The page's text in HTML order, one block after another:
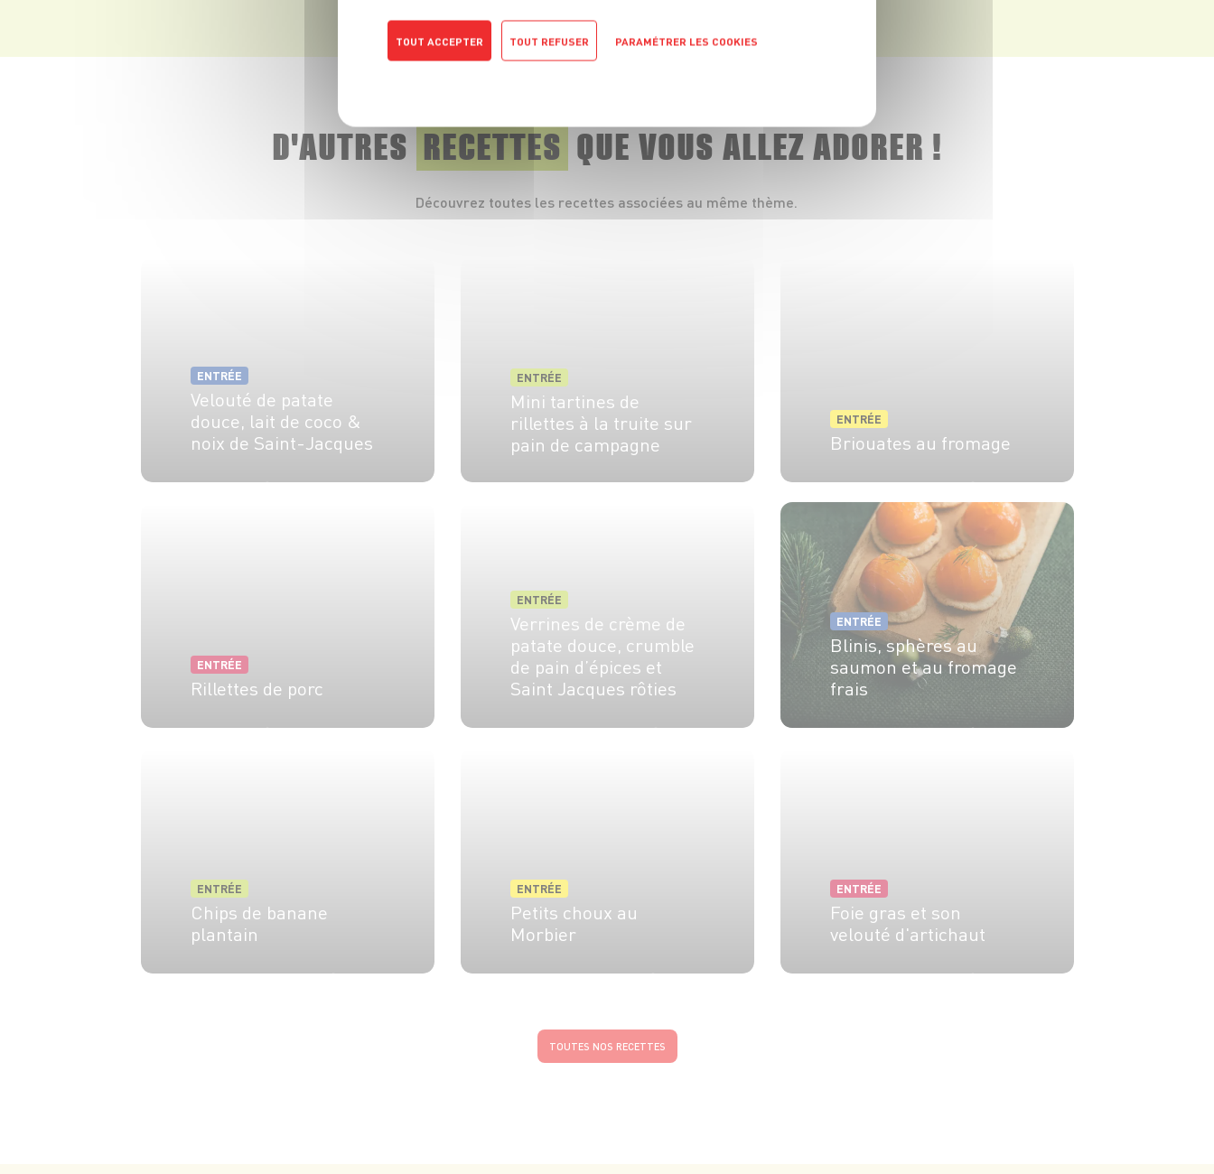
D'AUTRES RECETTES QUE VOUS ALLEZ ADORER !
Découvrez toutes les recettes associées au même thème.
ENTRÉE
Velouté de patate
douce, lait de coco &
noix de Saint-Jacques
ENTRÉE
Mini tartines de
rillettes à la truite sur
pain de campagne
ENTRÉE
Briouates au fromage
ENTRÉE
Rillettes de porc
ENTRÉE
Verrines de crème de
patate douce, crumble
de pain d’épices et
Saint Jacques rôties
ENTRÉE
Blinis, sphères au
saumon et au fromage
frais
ENTRÉE
Chips de banane
plantain
ENTRÉE
Petits choux au
Morbier
ENTRÉE
Foie gras et son
velouté d'artichaut
TOUTES NOS RECETTES
TOUT ACCEPTER TOUT REFUSER PARAMÉTRER LES COOKIES